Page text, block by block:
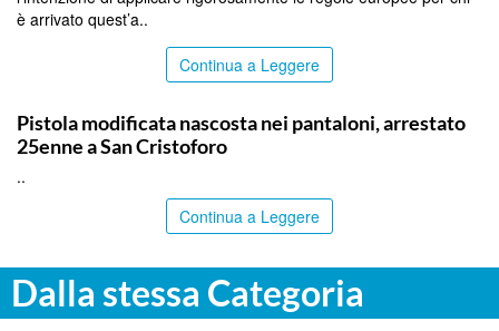
è arrivato quest’a..
Continua a Leggere
Pistola modificata nascosta nei pantaloni, arrestato
25enne a San Cristoforo
..
Continua a Leggere
Dalla stessa Categoria
SIRACUSA